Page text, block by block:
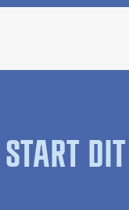
START